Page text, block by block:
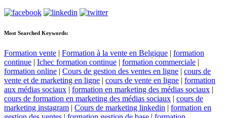
Most Searched Keywords:
Formation vente | Formation à la vente en Belgique | formation
continue | Ichec formation continue | formation commerciale |
formation online | Cours de gestion des ventes en ligne | cours de
vente et de marketing en ligne | cours de vente en ligne | formation
aux médias sociaux | formation en marketing des médias sociaux |
cours de formation en marketing des médias sociaux | cours de
marketing instagram | Cours de marketing linkedin | formation en